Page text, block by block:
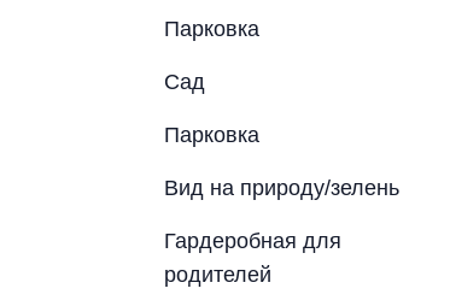
Парковка
Сад
Парковка
Вид на природу/зелень
Гардеробная для
родителей